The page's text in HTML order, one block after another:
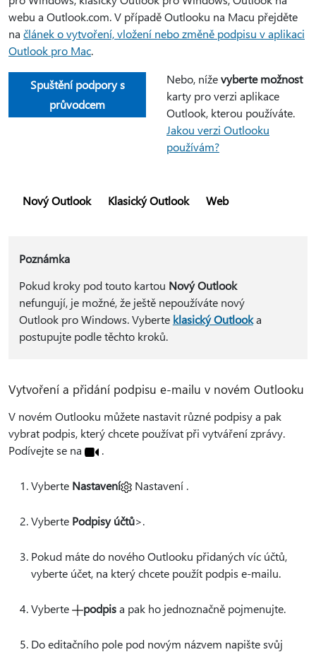
webu a Outlook.com. V případě Outlooku na Macu přejděte
na článek o vytvoření, vložení nebo změně podpisu v aplikaci
Outlook pro Mac.
Spuštění podpory s
průvodcem
Nebo, níževyberte možnost
karty pro verzi aplikace
Outlook, kterou používáte.
Jakou verzi Outlooku
používám?
Nový Outlook Klasický Outlook Web
Poznámka
Pokud kroky pod touto kartou Nový Outlook
nefungují, je možné, že ještě nepoužíváte nový
Outlook pro Windows. Vyberte klasický Outlooka
postupujte podle těchto kroků.
Vytvoření a přidání podpisu e-mailu v novém Outlooku
V novém Outlooku můžete nastavit různé podpisy a pak
vybrat podpis, který chcete používat při vytváření zprávy.
Podívejte se na .
Vyberte Nastavení Nastavení .
Vyberte Podpisy účtů>.
Pokud máte do nového Outlooku přidaných víc účtů,
vyberte účet, na který chcete použít podpis e-mailu.
Vyberte podpisa pak ho jednoznačně pojmenujte.
Do editačního pole pod novým názvem napište svůj